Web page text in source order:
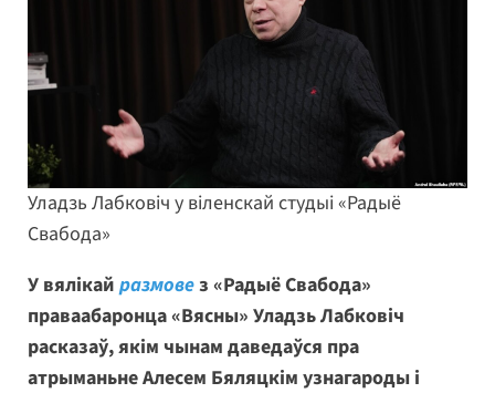
Уладзь Лабковіч у віленскай студыі «Радыё
Свабода»
У вялікай размовез «Радыё Свабода»
праваабаронца «Вясны» Уладзь Лабковіч
расказаў, якім чынам даведаўся пра
атрыманьне Алесем Бяляцкім узнагароды і